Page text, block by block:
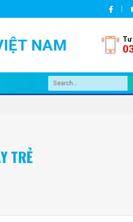
NAM Tư
TRẺ